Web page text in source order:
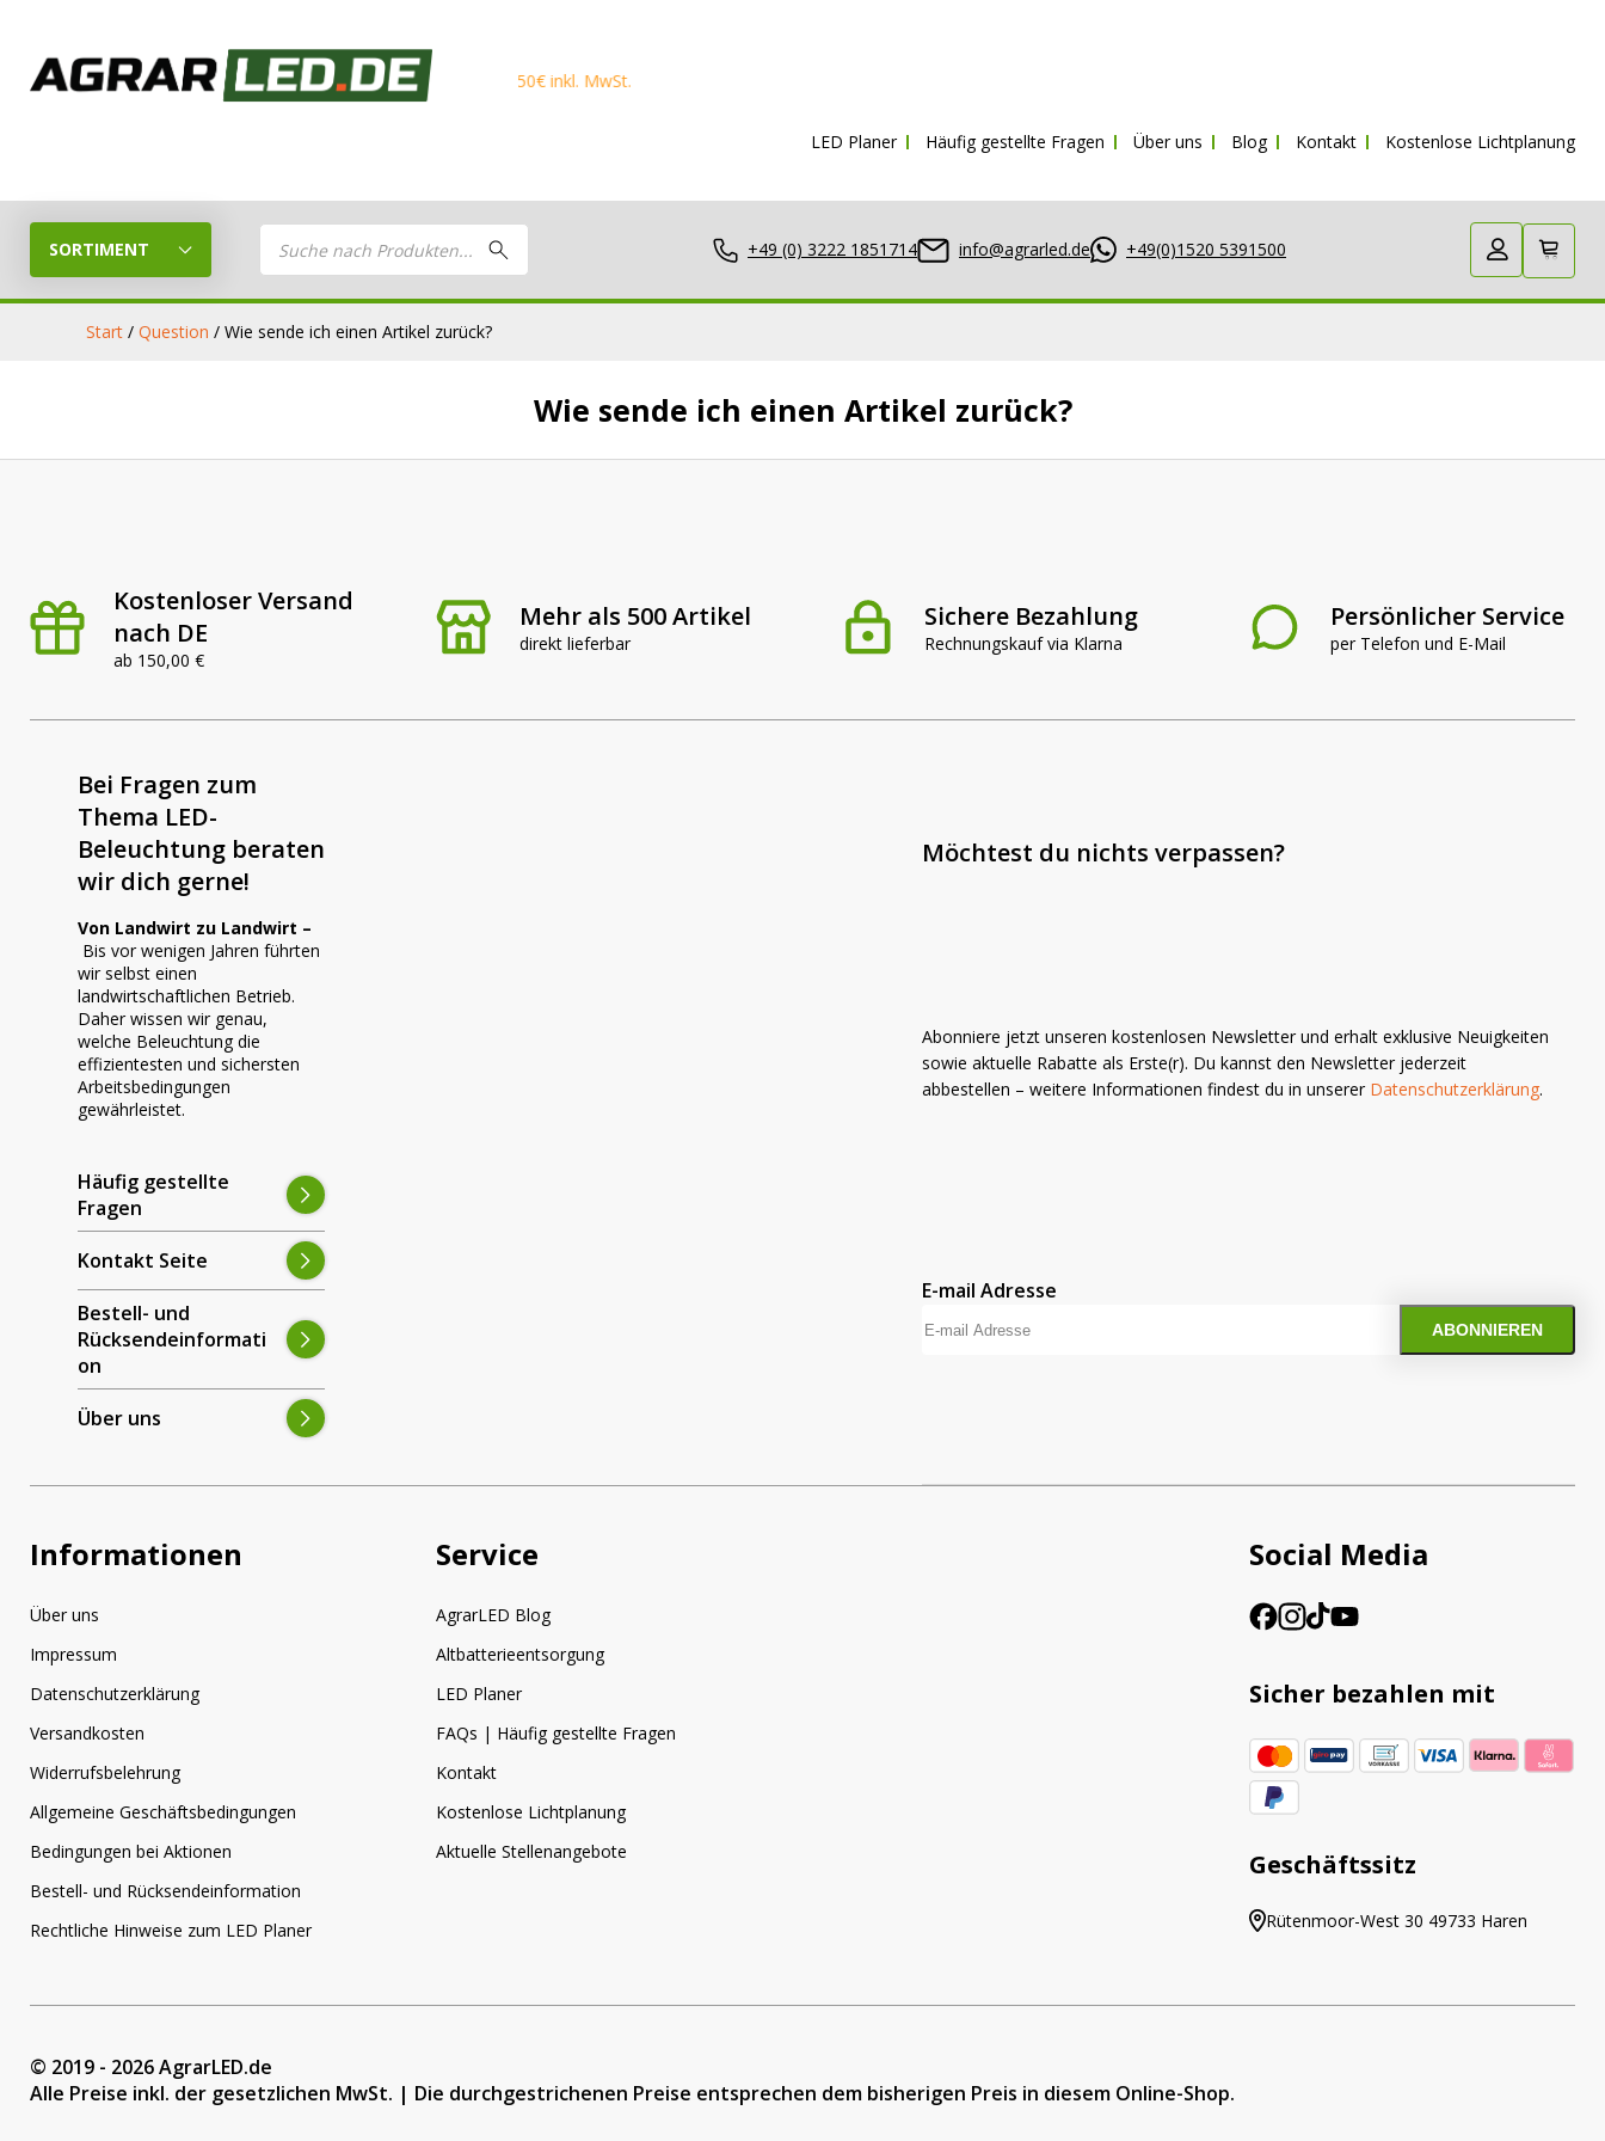
Kostenloser Versand ab 150€ inkl. MwSt.
LED Planer Häufig gestellte Fragen Über uns Blog Kontakt Kostenlose Lichtplanung
SORTIMENT
Products
search +49 (0) 3222 1851714 info@agrarled.de +49(0)1520 5391500
zusammen
LED Blitzer und
Positionsleuchten:
Sicherheit in allen
Bereichen
LED Röhren
Vorteilsverpackunge
Finde jetzt heraus, was passt
Start / Question / Wie sende ich einen Artikel zurück?
Wie sende ich einen Artikel zurück?
Kostenloser Versand
nach DE
ab 150,00 €
Mehr als 500 Artikel
direkt lieferbar
Sichere Bezahlung
Rechnungskauf via Klarna
Persönlicher Service
per Telefon und E-Mail
Bei Fragen zum
Thema LED-
Beleuchtung beraten
wir dich gerne!
Von Landwirt zu Landwirt –
Bis vor wenigen Jahren führten
wir selbst einen
landwirtschaftlichen Betrieb.
Daher wissen wir genau,
welche Beleuchtung die
effizientesten und sichersten
Arbeitsbedingungen
gewährleistet.
Häufig gestellte
Fragen
Kontakt Seite
Bestell- und
Rücksendeinformati
on
Über uns
Möchtest du nichts verpassen?
Abonniere jetzt unseren kostenlosen Newsletter und erhalt exklusive Neuigkeiten
sowie aktuelle Rabatte als Erste(r). Du kannst den Newsletter jederzeit
abbestellen – weitere Informationen findest du in unserer Datenschutzerklärung.
E-mail Adresse
Informationen
Über uns
Impressum
Datenschutzerklärung
Versandkosten
Widerrufsbelehrung
Allgemeine Geschäftsbedingungen
Bedingungen bei Aktionen
Bestell- und Rücksendeinformation
Rechtliche Hinweise zum LED Planer
Service
AgrarLED Blog
Altbatterieentsorgung
LED Planer
FAQs | Häufig gestellte Fragen
Kontakt
Kostenlose Lichtplanung
Aktuelle Stellenangebote
Social Media
Sicher bezahlen mit
Geschäftssitz
Rütenmoor-West 30 49733 Haren
© 2019 - 2026 AgrarLED.de
Alle Preise inkl. der gesetzlichen MwSt. | Die durchgestrichenen Preise entsprechen dem bisherigen Preis in diesem Online-Shop.